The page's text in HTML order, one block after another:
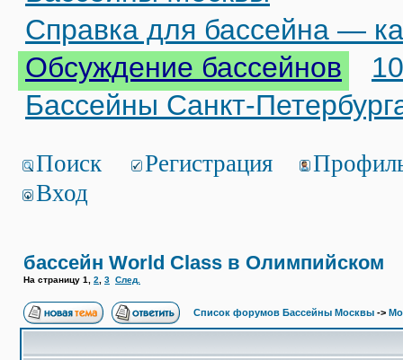
Справка для бассейна —
Обсуждение бассейнов
Бассейны Санкт-
Поиск Регистрация
Вход
бассейн World Class в Олимпийском
На страницу 1 2 3 След.
Список форумов Бассейны Москвы ->